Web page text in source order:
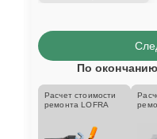
По
Расчет стоимости
ремонта LOFRA